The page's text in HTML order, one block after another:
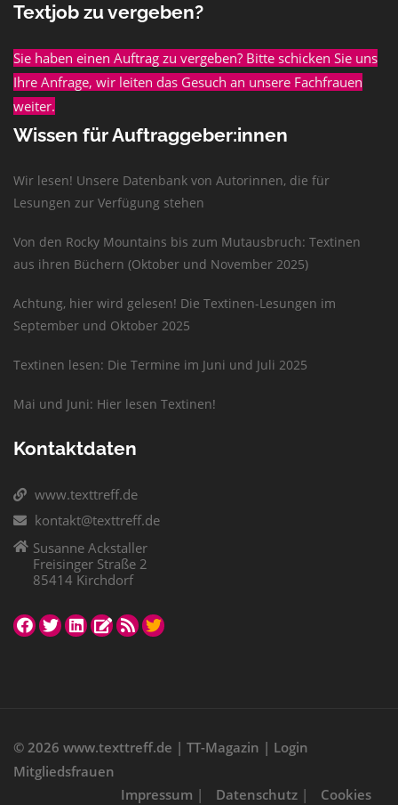
Textjob zu vergeben?
Sie haben einen Auftrag zu vergeben? Bitte schicken Sie uns
Ihre Anfrage, wir leiten das Gesuch an unsere Fachfrauen
weiter.
Wissen für Auftraggeber:innen
Wir lesen! Unsere Datenbank von Autorinnen, die für
Lesungen zur Verfügung stehen
Von den Rocky Mountains bis zum Mutausbruch: Textinen
aus ihren Büchern (Oktober und November 2025)
Achtung, hier wird gelesen! Die Textinen-Lesungen im
September und Oktober 2025
Textinen lesen: Die Termine im Juni und Juli 2025
Mai und Juni: Hier lesen Textinen!
Kontaktdaten
www.texttreff.de
kontakt@texttreff.de
Susanne Ackstaller
Freisinger Straße 2
85414 Kirchdorf
© 2026 www.texttreff.de | TT-Magazin | Login
Mitgliedsfrauen
Impressum | Datenschutz | Cookies